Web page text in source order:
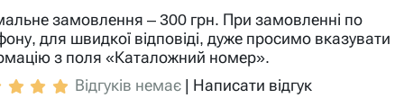
замовлення – 300 грн. При замовленні по
для швидкої відповіді, дуже просимо вказувати
з поля «Каталожний номер».
Відгуків немає | Написати відгук